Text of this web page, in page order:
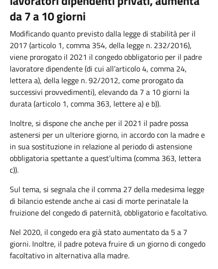
da 7 a 10 giorni
Modificando quanto previsto dalla legge di stabilità per il
2017 (articolo 1, comma 354, della legge n. 232/2016),
viene prorogato il 2021 il congedo obbligatorio per il padre
lavoratore dipendente (di cui all’articolo 4, comma 24,
lettera a), della legge n. 92/2012, come prorogato da
successivi provvedimenti), elevando da 7 a 10 giorni la
durata (articolo 1, comma 363, lettere a) e b)).
Inoltre, si dispone che anche per il 2021 il padre possa
astenersi per un ulteriore giorno, in accordo con la madre e
in sua sostituzione in relazione al periodo di astensione
obbligatoria spettante a quest’ultima (comma 363, lettera
c)).
Sul tema, si segnala che il comma 27 della medesima legge
di bilancio estende anche ai casi di morte perinatale la
fruizione del congedo di paternità, obbligatorio e facoltativo.
Nel 2020, il congedo era già stato aumentato da 5 a 7
giorni. Inoltre, il padre poteva fruire di un giorno di congedo
facoltativo in alternativa alla madre.